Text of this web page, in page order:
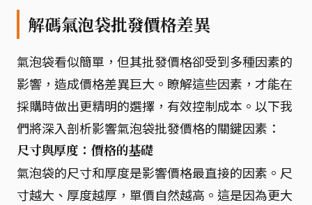
解碼氣泡袋批發價格差異
氣泡袋看似簡單，但其批發價格卻受到多種因素的
影響，造成價格差異巨大。瞭解這些因素，才能在
採購時做出更精明的選擇，有效控制成本。以下我
們將深入剖析影響氣泡袋批發價格的關鍵因素：
尺寸與厚度：價格的基礎
氣泡袋的尺寸和厚度是影響價格最直接的因素。尺
寸越大、厚度越厚，單價自然越高。這是因為更大